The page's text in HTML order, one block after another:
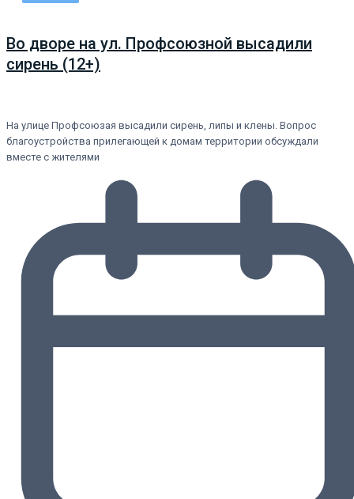
Во дворе на ул. Профсоюзной высадили
сирень (12+)
На улице Профсоюзая высадили сирень, липы и клены. Вопрос
благоустройства прилегающей к домам территории обсуждали
вместе с жителями